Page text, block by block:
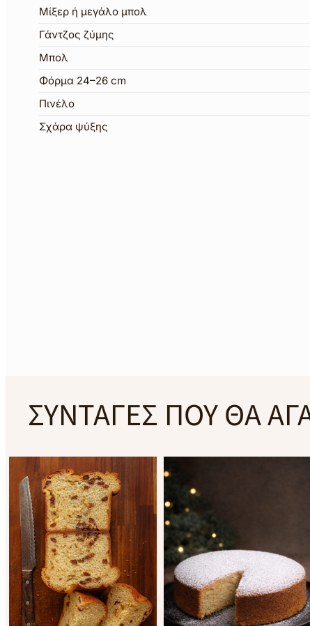
Μίξερ ή μεγάλο μπολ
Γάντζος ζύμης
Μπολ
Φόρμα 24–26 cm
Πινέλο
Σχάρα ψύξης
ΣΥΝΤΑΓΕΣ ΠΟΥ ΘΑ